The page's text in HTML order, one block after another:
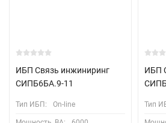
ИБП Связь инжиниринг
СИПБ6БА.9-11
Тип ИБП: On-line
ИБП
Тип